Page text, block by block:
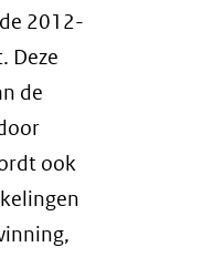
2012-
Deze
de
ook